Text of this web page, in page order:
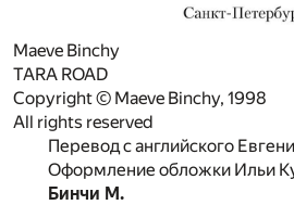
Maeve Binchy
TARA ROAD
Copyright © Maeve Binchy, 1998
All rights reserved
Перевод с английского
Оформление обложки Ильи
Бинчи М.